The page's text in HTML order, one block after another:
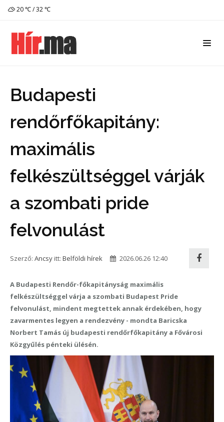
20 ℃ / 32 ℃
Budapesti
rendőrfőkapitány:
maximális
felkészültséggel várják
a szombati pride
felvonulást
Szerző: Ancsy itt: Belföldi hírek 2026.06.26 12:40
A Budapesti Rendőr-főkapitányság maximális
felkészültséggel várja a szombati Budapest Pride
felvonulást, mindent megtettek annak érdekében, hogy
zavarmentes legyen a rendezvény - mondta Baricska
Norbert Tamás új budapesti rendőrfőkapitány a Fővárosi
Közgyűlés pénteki ülésén.